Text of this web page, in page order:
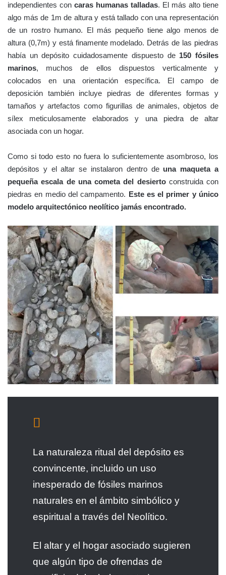
independientes con caras humanas talladas. El más alto tiene
algo más de 1m de altura y está tallado con una representación
de un rostro humano. El más pequeño tiene algo menos de
altura (0,7m) y está finamente modelado. Detrás de las piedras
había un depósito cuidadosamente dispuesto de 150 fósiles
marinos, muchos de ellos dispuestos verticalmente y
colocados en una orientación específica. El campo de
deposición también incluye piedras de diferentes formas y
tamaños y artefactos como figurillas de animales, objetos de
sílex meticulosamente elaborados y una piedra de altar
asociada con un hogar.
Como si todo esto no fuera lo suficientemente asombroso, los
depósitos y el altar se instalaron dentro de una maqueta a
pequeña escala de una cometa del desiertoconstruida con
piedras en medio del campamento. Este es el primer y único
modelo arquitectónico neolítico jamás encontrado.
La naturaleza ritual del depósito es
convincente, incluido un uso
inesperado de fósiles marinos
naturales en el ámbito simbólico y
espiritual a través del Neolítico.
El altar y el hogar asociado sugieren
que algún tipo de ofrendas de